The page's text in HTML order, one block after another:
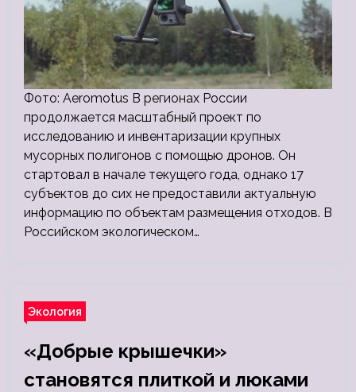
Фото: Aeromotus В регионах России
продолжается масштабный проект по
исследованию и инвентаризации крупных
мусорных полигонов с помощью дронов. Он
стартовал в начале текущего года, однако 17
субъектов до сих не предоставили актуальную
информацию по объектам размещения отходов. В
Российском экологическом…
Экология
«Добрые крышечки»
становятся плиткой и люками